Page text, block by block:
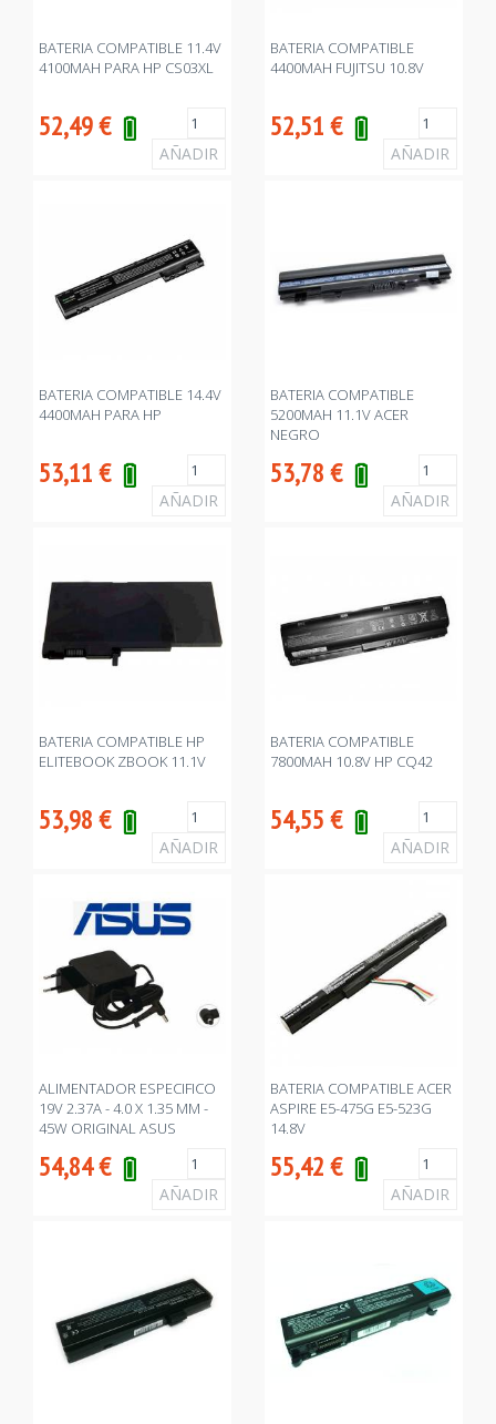
BATERIA COMPATIBLE 11.4V
4100MAH PARA HP CS03XL
52,49€
BATERIA COMPATIBLE
4400MAH FUJITSU 10.8V
52,51€
BATERIA COMPATIBLE 14.4V
4400MAH PARA HP
53,11€
BATERIA COMPATIBLE
5200MAH 11.1V ACER
NEGRO
53,78€
BATERIA COMPATIBLE HP
ELITEBOOK ZBOOK 11.1V
53,98€
BATERIA COMPATIBLE
7800MAH 10.8V HP CQ42
54,55€
ALIMENTADOR ESPECIFICO
19V 2.37A - 4.0 X 1.35 MM -
45W ORIGINAL ASUS
54,84€
BATERIA COMPATIBLE ACER
ASPIRE E5-475G E5-523G
14.8V
55,42€